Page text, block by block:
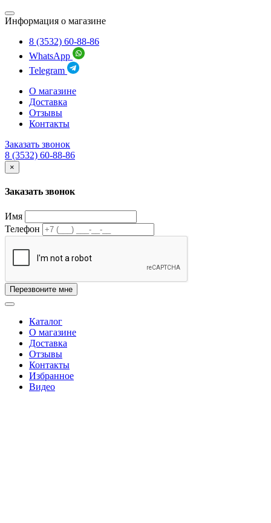
Информация о магазине
8 (3532) 60-88-86
WhatsApp
Telegram
О магазине
Доставка
Отзывы
Контакты
Заказать звонок
8 (3532) 60-88-86
×
Заказать звонок
Имя
Телефон
Перезвоните мне
Каталог
О магазине
Доставка
Отзывы
Контакты
Избранное
Видео